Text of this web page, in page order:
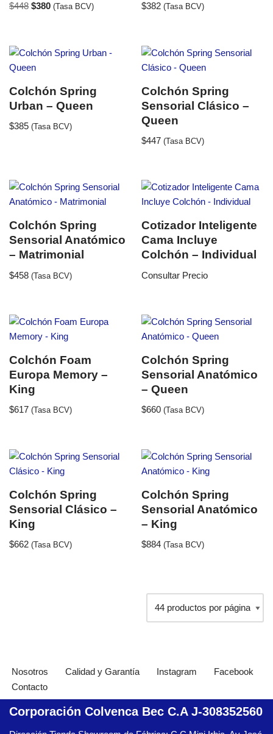
$448 $380 (Tasa BCV) $382 (Tasa BCV)
Colchón Spring
Urban – Queen
$385 (Tasa BCV)
Colchón Spring
Sensorial Clásico –
Queen
$447 (Tasa BCV)
Colchón Spring
Sensorial Anatómico
– Matrimonial
$458 (Tasa BCV)
Cotizador Inteligente
Cama Incluye
Colchón – Individual
Consultar Precio
Colchón Foam
Europa Memory –
King
$617 (Tasa BCV)
Colchón Spring
Sensorial Anatómico
– Queen
$660 (Tasa BCV)
Colchón Spring
Sensorial Clásico –
King
$662 (Tasa BCV)
Colchón Spring
Sensorial Anatómico
– King
$884 (Tasa BCV)
Nosotros Calidad y Garantía Instagram
Facebook
Contacto
Corporación Colvenca Bec C.A J-308352560